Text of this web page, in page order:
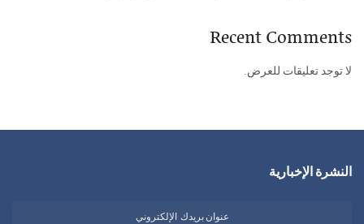
Recent Comments
لا توجد تعليقات للعرض.
النشرة الإخبارية